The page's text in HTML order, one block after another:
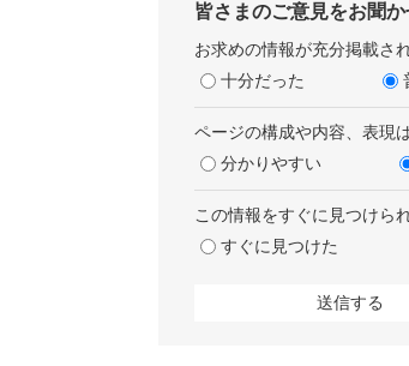
皆さまのご意見をお聞
お求めの情報が充分掲載さ
十分だった
ページの構成や内容、表現
分かりやすい
この情報をすぐに見つけら
すぐに見つけた